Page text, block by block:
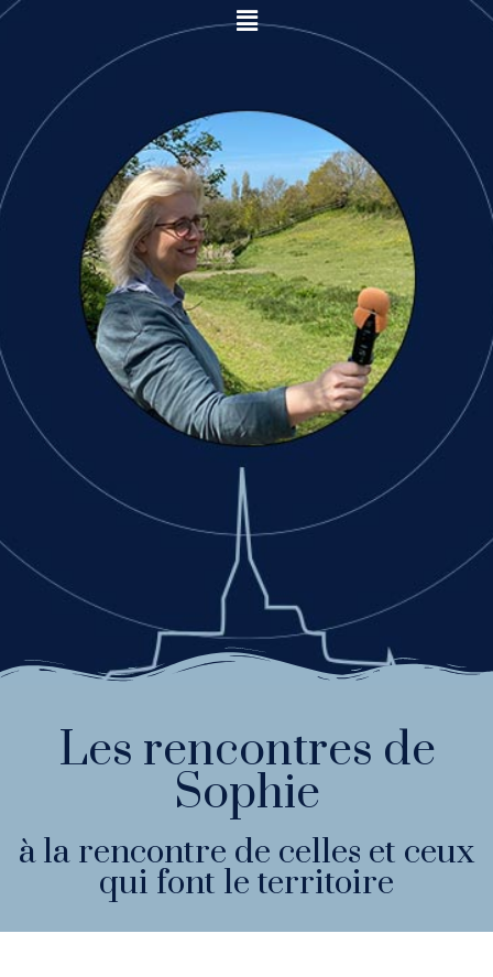
Les rencontres de
Sophie
à la rencontre de celles et ceux
qui font le territoire